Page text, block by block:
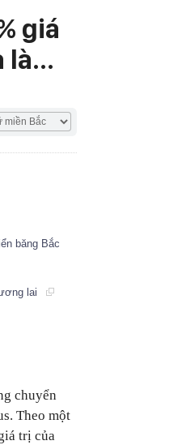
giá
là...
băng Bắc
lai
chuyển
Theo một
trị của